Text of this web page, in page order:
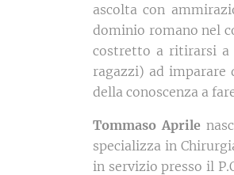
ascolta con
dominio romano nel
costretto a ritirarsi a
ragazzi) ad
della conoscenza a
Tommaso Aprile
specializza in
in servizio presso il